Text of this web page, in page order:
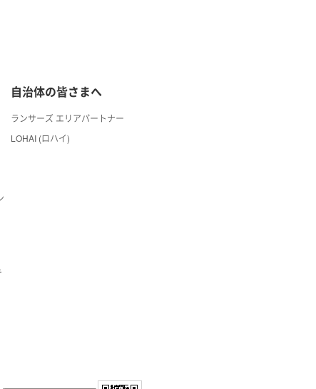
自治体の皆さまへ
ランサーズ エリアパートナー
LOHAI (ロハイ)